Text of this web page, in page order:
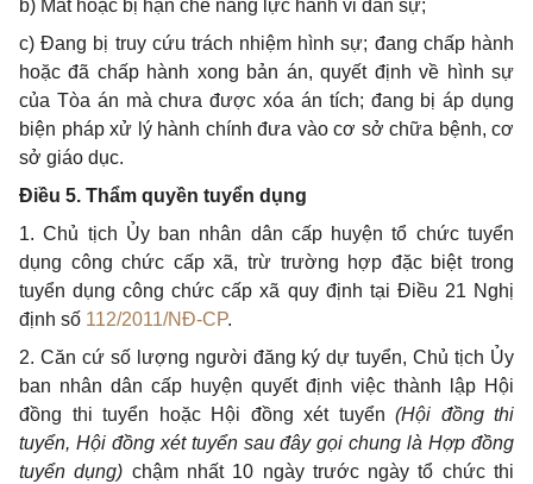
b) Mất hoặc bị hạn chế năng lực hành vi dân sự;
c)Đang bị truy cứu trách nhiệm hình sự; đang chấp hành
hoặc đã chấp hành xong bản án, quyết định về hình sự
của Tòa án mà chưa được xóa án tích; đang bị áp dụng
biện pháp xử lý hành chính đưa vào cơ sở chữa bệnh, cơ
sở giáo dục.
Điều 5. Thẩm quyền tuyển dụng
1.Chủ tịch Ủy ban nhân dân cấp huyện tổ chức tuyển
dụng công chức cấp xã, trừ trường hợp đặc biệt trong
tuyển dụng công chức cấp xã quy định tại Điều 21 Nghị
định số 112/2011/NĐ-CP.
2. Căn cứ số lượng người đăng ký dự tuyển, Chủ tịch Ủy
ban nhân dân cấp huyện quyết định việc thành lập Hội
đồng thi tuyển hoặc Hội đồng xét tuyển (Hội đồng thi
tuyển, Hội đồng xét tuyển sau đây gọi chung làHợp đồng
tuyển dụng) chậm nhất 10 ngày trước ngày tổ chức thi